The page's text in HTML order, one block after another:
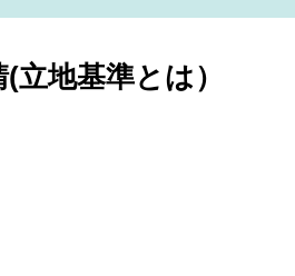
地基準とは）